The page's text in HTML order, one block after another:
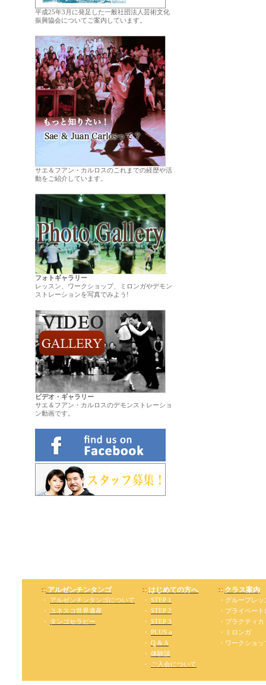
平成25年3月に発足した一般社団法人芸術文化
振興協会についてご案内しています。
サエ＆フアン・カルロスのこれまでの経歴や活
動をご紹介しています。
フォトギャラリー
レッスン、ワークショップ、ミロンガやデモン
ストレーションを写真でみよう!
ビデオ・ギャラリー
サエ＆フアン・カルロスのデモンストレーショ
ン動画です。
Traditional Argentine Tango Dance School
アルゼンチンタンゴ はじめての方へ クラス案内
・ アルゼンチンタンゴについて ・ STEP 1
・グループレッ
・
ユネスコ世界遺産 ・ STEP 2
・プライベー
・ タンゴセラピー ・ STEP 3
・プラクティカ
・ PLUS α
・ミロンガ
・ Q & A
・ワークショッ
・ 体験談
・
ご入会について